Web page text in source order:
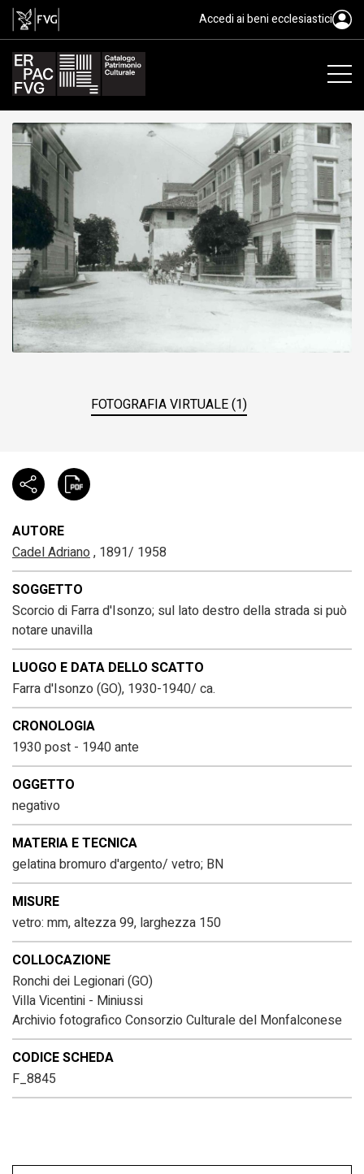
gelatina bromuro d'argento/
Accedi ai beni ecclesiastici
FOTOGRAFIA VIRTUALE (1)
AUTORE
Cadel Adriano, 1891/ 1958
SOGGETTO
Scorcio di Farra d'Isonzo; sul lato destro della strada si può
notare unavilla
LUOGO E DATA DELLO SCATTO
Farra d'Isonzo (GO), 1930-1940/ ca.
CRONOLOGIA
1930 post - 1940 ante
OGGETTO
negativo
MATERIA E TECNICA
gelatina bromuro d'argento/ vetro; BN
MISURE
vetro: mm, altezza 99, larghezza 150
COLLOCAZIONE
Ronchi dei Legionari (GO)
Villa Vicentini - Miniussi
Archivio fotografico Consorzio Culturale del Monfalconese
CODICE SCHEDA
F_8845